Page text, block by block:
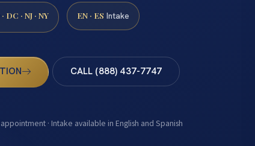
DC · NJ · NY EN · ES Intake
CALL (888) 437-7747
· Intake available in English and Spanish